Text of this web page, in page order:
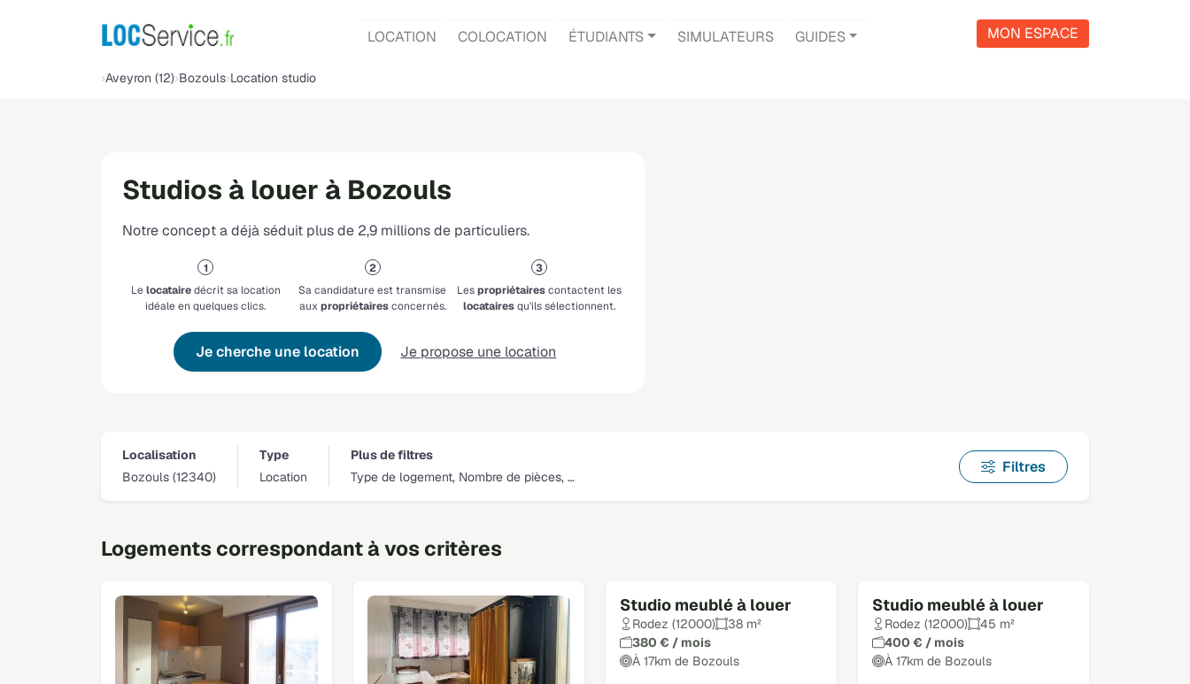
LOCATION COLOCATION ÉTUDIANTS SIMULATEURS GUIDES MON ESPACE
Aveyron (12) Bozouls Location studio
Studios à louer à Bozouls
Notre concept a déjà séduit plus de 2,9 millions de particuliers.
Lelocatairedécrit sa location
idéale en quelques clics.
Sa candidature est transmise
auxpropriétairesconcernés.
Lespropriétairescontactent les
locatairesqu'ils sélectionnent.
Je cherche une location Je propose une location
Localisation
Bozouls (12340)
Type
Location
Plus de filtres
Type de logement, Nombre de pièces, …
Filtres
Logements correspondant à vos critères
Studio meublé à louer
Rodez (12000)
38 m²
380 € / mois
À 17km de Bozouls
Studio meublé à louer
Rodez (12000)
45 m²
400 € / mois
À 17km de Bozouls